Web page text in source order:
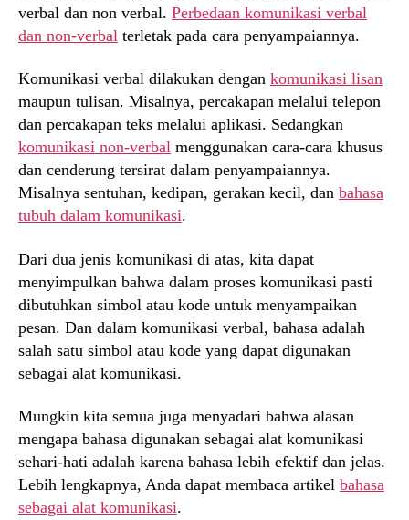
verbal dan non verbal. Perbedaan komunikasi verbal
dan non-verbal terletak pada cara penyampaiannya.
Komunikasi verbal dilakukan dengan komunikasi lisan
maupun tulisan. Misalnya, percakapan melalui telepon
dan percakapan teks melalui aplikasi. Sedangkan
komunikasi non-verbal menggunakan cara-cara khusus
dan cenderung tersirat dalam penyampaiannya.
Misalnya sentuhan, kedipan, gerakan kecil, dan bahasa
tubuh dalam komunikasi.
Dari dua jenis komunikasi di atas, kita dapat
menyimpulkan bahwa dalam proses komunikasi pasti
dibutuhkan simbol atau kode untuk menyampaikan
pesan. Dan dalam komunikasi verbal, bahasa adalah
salah satu simbol atau kode yang dapat digunakan
sebagai alat komunikasi.
Mungkin kita semua juga menyadari bahwa alasan
mengapa bahasa digunakan sebagai alat komunikasi
sehari-hati adalah karena bahasa lebih efektif dan jelas.
Lebih lengkapnya, Anda dapat membaca artikel bahasa
sebagai alat komunikasi.